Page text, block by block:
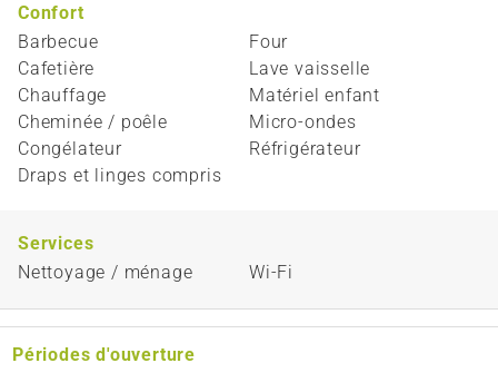
Confort
Barbecue
Cafetière
Chauffage
Cheminée / poêle
Congélateur
Draps et linges compris
Four
Lave vaisselle
Matériel enfant
Micro-ondes
Réfrigérateur
Services
Nettoyage / ménage
Wi-Fi
Périodes d'ouverture